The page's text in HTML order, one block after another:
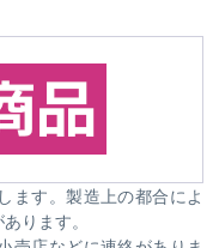
ます。製造上の都合によ
ります。